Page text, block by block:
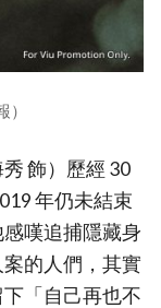
飾）歷經 30
年仍未結束
嘆追捕隱藏身
的人們，其實
「自己再也不